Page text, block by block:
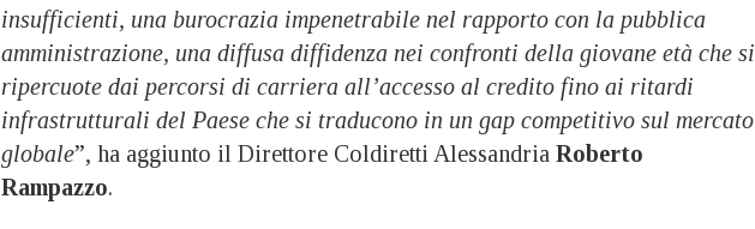
insufficienti, una burocrazia impenetrabile nel rapporto con la pubblica
amministrazione, una diffusa diffidenza nei confronti della giovane età che si
ripercuote dai percorsi di carriera all’accesso al credito fino ai ritardi
infrastrutturali del Paese che si traducono in un gap competitivo sul mercato
globale”, ha aggiunto il Direttore Coldiretti Alessandria Roberto
Rampazzo.